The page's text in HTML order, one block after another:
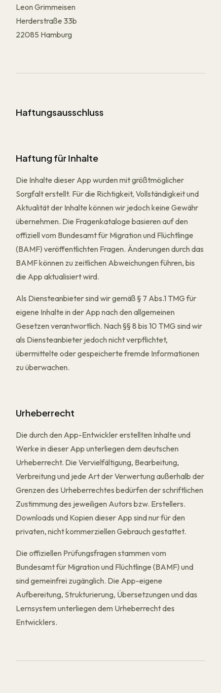
Leon Grimmeisen
Herderstraße 33b
22085 Hamburg
Haftungsausschluss
Haftung für Inhalte
Die Inhalte dieser App wurden mit größtmöglicher
Sorgfalt erstellt. Für die Richtigkeit, Vollständigkeit und
Aktualität der Inhalte können wir jedoch keine Gewähr
übernehmen. Die Fragenkataloge basieren auf den
offiziell vom Bundesamt für Migration und Flüchtlinge
(BAMF) veröffentlichten Fragen. Änderungen durch das
BAMF können zu zeitlichen Abweichungen führen, bis
die App aktualisiert wird.
Als Diensteanbieter sind wir gemäß § 7 Abs.1 TMG für
eigene Inhalte in der App nach den allgemeinen
Gesetzen verantwortlich. Nach §§ 8 bis 10 TMG sind wir
als Diensteanbieter jedoch nicht verpflichtet,
übermittelte oder gespeicherte fremde Informationen
zu überwachen.
Urheberrecht
Die durch den App-Entwickler erstellten Inhalte und
Werke in dieser App unterliegen dem deutschen
Urheberrecht. Die Vervielfältigung, Bearbeitung,
Verbreitung und jede Art der Verwertung außerhalb der
Grenzen des Urheberrechtes bedürfen der schriftlichen
Zustimmung des jeweiligen Autors bzw. Erstellers.
Downloads und Kopien dieser App sind nur für den
privaten, nicht kommerziellen Gebrauch gestattet.
Die offiziellen Prüfungsfragen stammen vom
Bundesamt für Migration und Flüchtlinge (BAMF) und
sind gemeinfrei zugänglich. Die App-eigene
Aufbereitung, Strukturierung, Übersetzungen und das
Lernsystem unterliegen dem Urheberrecht des
Entwicklers.